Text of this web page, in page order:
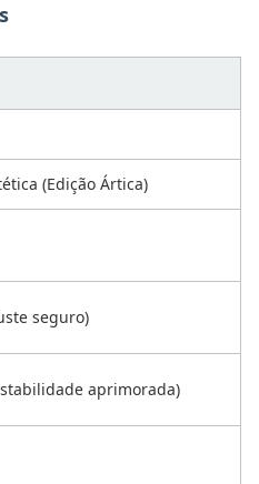
(Edição Ártica)
seguro)
aprimorada)